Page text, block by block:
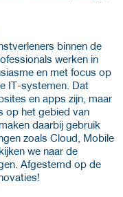
binnen de
werken in
en met focus op
IT-systemen. Dat
en apps zijn, maar
op het gebied van
daarbij gebruik
zoals Cloud, Mobile
we naar de
Afgestemd op de